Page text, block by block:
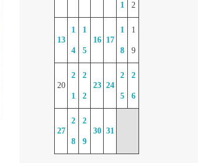
1 2
13
1
4
1
5
16 17
1
8
1
9
20
2
1
2
2
23 24
2
5
2
6
27
2
8
2
9
30 31